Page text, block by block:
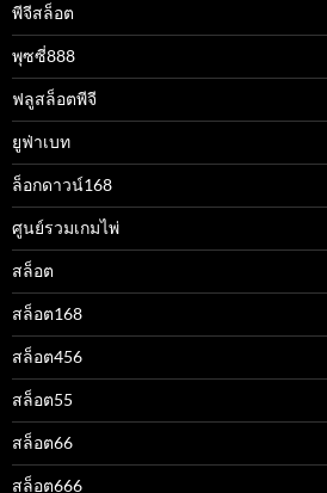
พีจีสล็อต
พุซซี่888
ฟลูสล็อตพีจี
ยูฟ่าเบท
ล็อกดาวน์168
ศูนย์รวมเกมไพ่
สล็อต
สล็อต168
สล็อต456
สล็อต55
สล็อต66
สล็อต666